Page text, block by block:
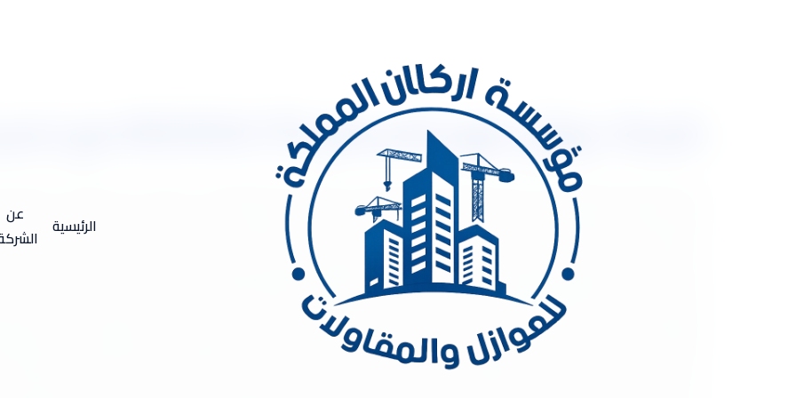
الرئيسية
عن
شركة عوازل فوم للاسطح 0533334179 مع خصم 30% وضمان شامل
شركة عوازل فوم للاسطح 0533334179 مع خصم 30% وضمان شامل شركة عوازل فوم .. هل تعانى من
فواتير الكهرباء المرتفعة؟ ارتفاع درجة الحرارة في المنازل وعدم اعتدال الجو فيها نتيجة عدم وجود عازل للاسطح فى
المرتفعة إلى الأسقف والجدران فى المنازل، مما يؤثر على ارتفاع درجة حرارة المنزل. لذا من السهل تخفيض درجة حرارة
اسطح بالرياض ألا وهى شركة أركان المملكة شركة عوازل فوم للاسطح لعزل الاسطح بالرياض. شركة عزل أسطح بالرياض
بأفضل مواد عزل متوفرة بالأسواق، فهي من أشهر الشركات المتواجدة بالأسواق والتي تمتلك أفضل معدات عزل
فوق سطح منزلك، كما أنها تقدم الكثير من الخدمات المتميزة، اليوم سنتعرف على أفضل شركة عزل أسطح بالرياض. شركة
تقوم شركة عزل اسطح بالرياض بعمل مختلف أنواع العزل مثل العزل المائي والعزل الحراري للأسطح والحوائط. كما انها
تسربات المياه من مواسير الصرف ومواسير المياه. كما تقدم خدمة عزل الخزانات للمحافظة عليها من أشعة الشمس